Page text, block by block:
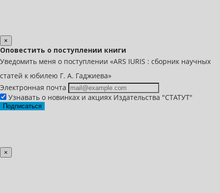
×
Оповестить о поступлении книги
Уведомить меня о поступлении «ARS IURIS : сборник научных
статей к юбилею Г. А. Гаджиева»
Электронная почта
Узнавать о новинках и акциях Издательства "СТАТУТ"
Подписаться
×